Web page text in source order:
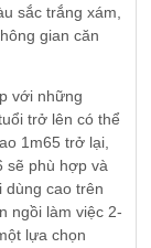
sắc trắng xám,
gian căn
với những
trở lên có thể
1m65 trở lại,
sẽ phù hợp và
cao trên
ngồi làm việc 2-
lựa chọn